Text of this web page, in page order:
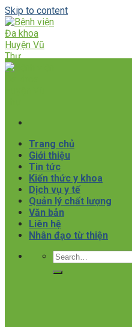
Skip to content
Trang chủ
Giới thiệu
Tin tức
Kiến thức y khoa
Dịch vụ y tế
Quản lý chất lượng
Văn bản
Liên hệ
Nhân đạo từ thiện